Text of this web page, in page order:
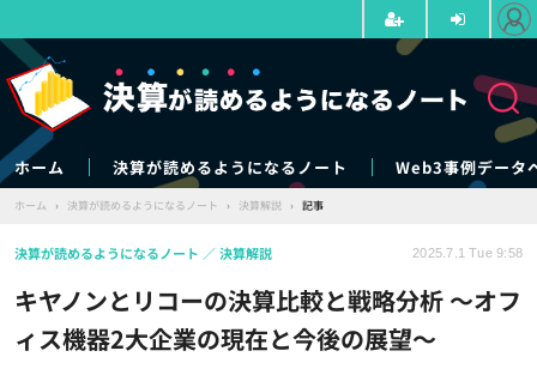
ホーム 決算が読めるようになるノート Web3事例データ
ホーム › 決算が読めるようになるノート › 決算解説 › 記事
キヤノンとリコーの決算比較と戦略分析 ～オフ
ィス機器2大企業の現在と今後の展望～
決算が読めるようになるノート 決算解説 2025.7.1 Tue 9:58